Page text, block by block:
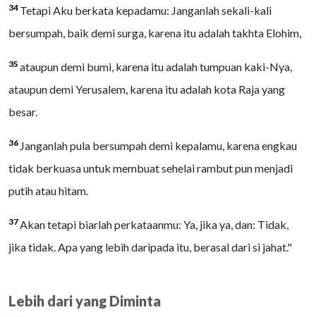
34 Tetapi Aku berkata kepadamu: Janganlah sekali-kali
bersumpah, baik demi surga, karena itu adalah takhta Elohim,
35 ataupun demi bumi, karena itu adalah tumpuan kaki-Nya,
ataupun demi Yerusalem, karena itu adalah kota Raja yang
besar.
36 Janganlah pula bersumpah demi kepalamu, karena engkau
tidak berkuasa untuk membuat sehelai rambut pun menjadi
putih atau hitam.
37Akan tetapi biarlah perkataanmu: Ya, jika ya, dan: Tidak,
jika tidak. Apa yang lebih daripada itu, berasal dari si jahat."
Lebih dari yang Diminta